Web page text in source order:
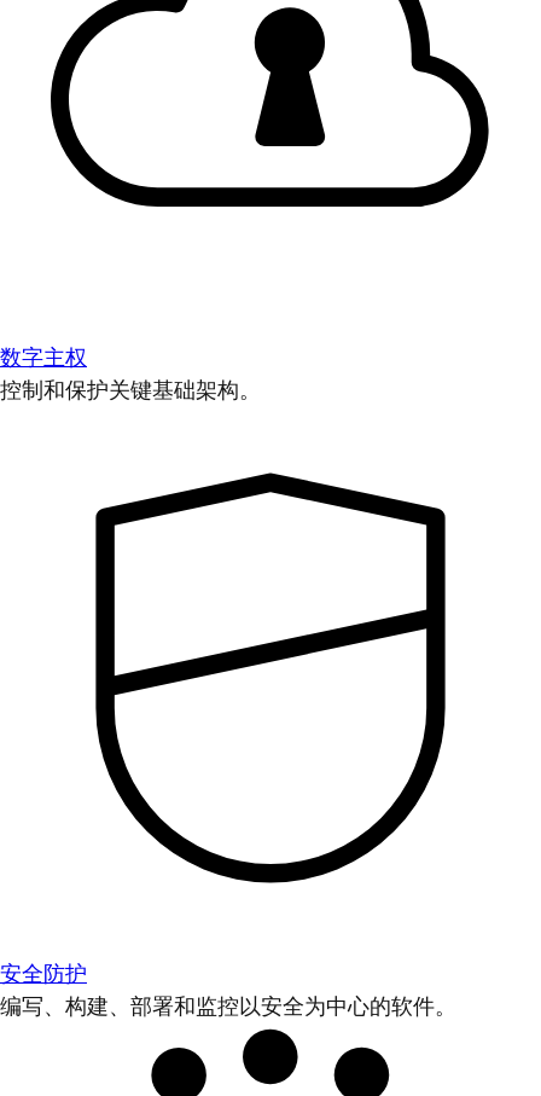
数字主权
控制和保护关键基础架构。
安全防护
编写、构建、部署和监控以安全为中心的软件。